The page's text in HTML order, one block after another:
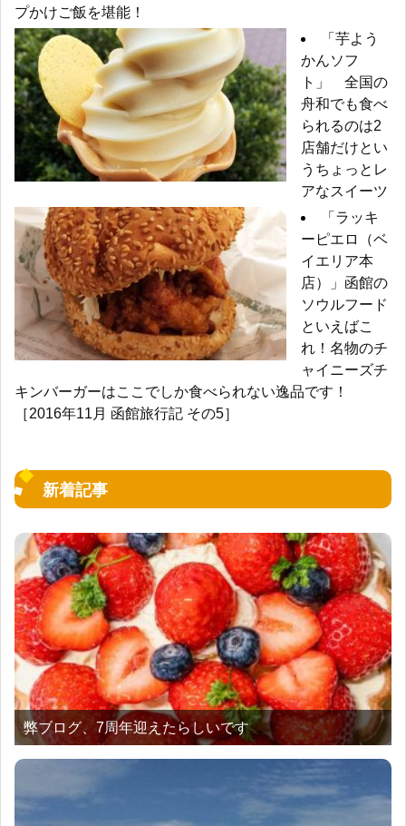
プかけご飯を堪能！
「芋よう
かんソフ
ト」 全国の
舟和でも食べ
られるのは2
店舗だけとい
うちょっとレ
アなスイーツ
「ラッキ
ーピエロ（ベ
イエリア本
店）」函館の
ソウルフード
といえばこ
れ！名物のチ
ャイニーズチ
キンバーガーはここでしか食べられない逸品です！
［2016年11月 函館旅行記 その5］
新着記事
弊ブログ、7周年迎えたらしいです